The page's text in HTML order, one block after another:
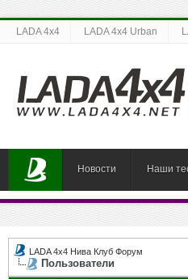
LADA 4x4 LADA 4x4 Urban
Новости Наши
LADA 4x4 Нива Клуб Форум
Пользователи